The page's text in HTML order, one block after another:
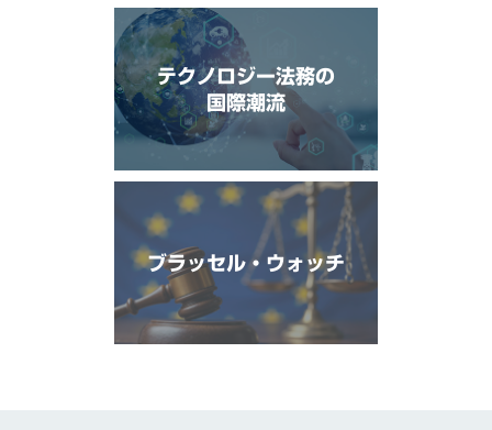
テクノロジー法務の
国際潮流
ブラッセル・ウォッチ